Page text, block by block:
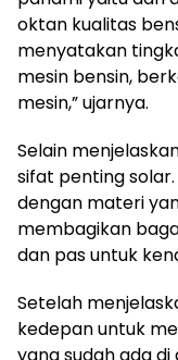
oktan kualitas
menyatakan
mesin bensin,
mesin,” ujarnya.
Selain
sifat penting
dengan materi
membagikan
dan pas untuk
Setelah
kedepan untuk